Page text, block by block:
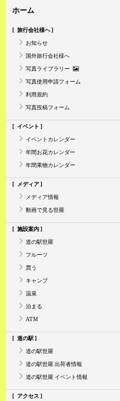
ホーム
旅行会社様へ
お知らせ
国外旅行会社様へ
写真ライブラリー
写真使用申請フォーム
利用規約
写真投稿フォーム
イベント
イベントカレンダー
年間お花カレンダー
年間果物カレンダー
メディア
メディア情報
動画で見る世羅
施設案内
道の駅世羅
フルーツ
買う
キャンプ
温泉
泊まる
ATM
道の駅
道の駅世羅
道の駅世羅 出荷者情報
道の駅世羅 イベント情報
アクセス